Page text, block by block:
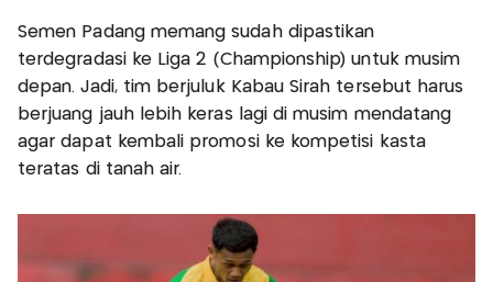
Semen Padang memang sudah dipastikan
terdegradasi ke Liga 2 (Championship) untuk musim
depan. Jadi, tim berjuluk Kabau Sirah tersebut harus
berjuang jauh lebih keras lagi di musim mendatang
agar dapat kembali promosi ke kompetisi kasta
teratas di tanah air.